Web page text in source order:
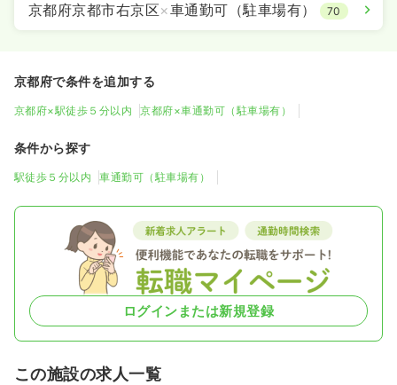
京都府京都市右京区×車通勤可（駐車場有） 70
京都府で条件を追加する
京都府×駅徒歩５分以内 京都府×車通勤可（駐車場有）
条件から探す
駅徒歩５分以内 車通勤可（駐車場有）
ログインまたは新規登録
この施設の求人一覧